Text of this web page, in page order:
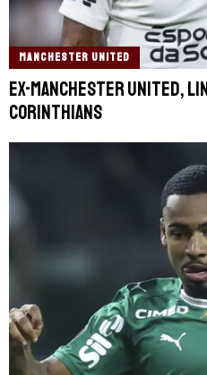
MANCHESTER UNITED
Ex-Manchester United,
Corinthians